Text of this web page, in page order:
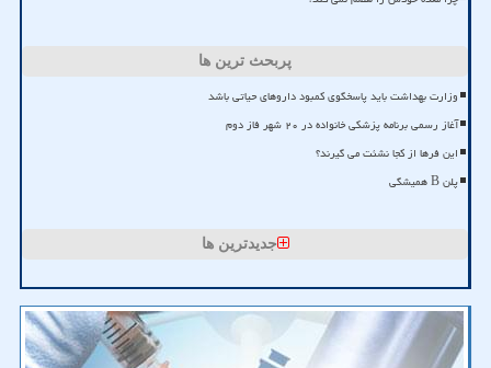
پربحث ترین ها
وزارت بهداشت باید پاسخگوی کمبود داروهای حیاتی باشد
آغاز رسمی برنامه پزشکی خانواده در ۲۰ شهر فاز دوم
این فرها از کجا نشئت می گیرند؟
پلن B همیشگی
جدیدترین ها